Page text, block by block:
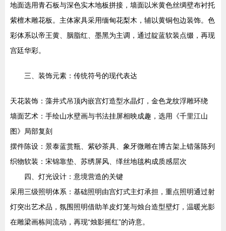
地面选用青石板与深色实木地板拼接，墙面以米黄色丝绸壁布衬托
紫檀木雕花板。主体家具采用缅甸花梨木，辅以黄铜包边装饰。色
彩体系以帝王黄、胭脂红、墨黑为主调，通过靛蓝软装点缀，再现
宫廷华彩。
三、装饰元素：传统符号的现代表达
天花装饰：藻井式吊顶内嵌宫灯造型水晶灯，金色龙纹浮雕环绕
墙面艺术：手绘山水壁画与书法挂屏相映成趣，选用《千里江山
图》局部复刻
摆件陈设：景泰蓝赏瓶、紫砂茶具、象牙微雕在博古架上错落陈列
织物软装：宋锦靠垫、苏绣屏风、缂丝地毯构成质感层次
四、灯光设计：意境营造的关键
采用三级照明体系：基础照明由宫灯式主灯承担，重点照明通过射
灯突出艺术品，氛围照明借助羊皮灯笼与烛台造型壁灯，温暖光影
在雕梁画栋间流动，再现“烛影摇红”的诗意。